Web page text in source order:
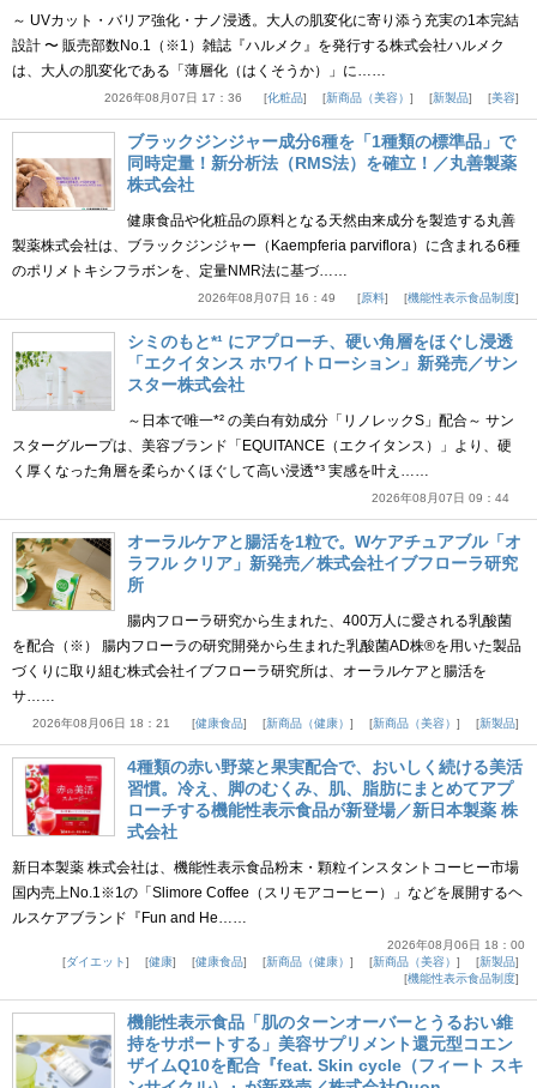
～ UVカット・バリア強化・ナノ浸透。大人の肌変化に寄り添う充実の1本完結
設計 〜 販売部数No.1（※1）雑誌『ハルメク』を発行する株式会社ハルメク
は、大人の肌変化である「薄層化（はくそうか）」に……
2026年08月07日 17：36 化粧品 新商品（美容） 新製品 美容
ブラックジンジャー成分6種を「1種類の標準品」で
同時定量！新分析法（RMS法）を確立！／丸善製薬
株式会社
健康食品や化粧品の原料となる天然由来成分を製造する丸善
製薬株式会社は、ブラックジンジャー（Kaempferia parviflora）に含まれる6種
のポリメトキシフラボンを、定量NMR法に基づ……
2026年08月07日 16：49 原料 機能性表示食品制度
シミのもと*¹ にアプローチ、硬い角層をほぐし浸透
「エクイタンス ホワイトローション」新発売／サン
スター株式会社
～日本で唯一*² の美白有効成分「リノレックS」配合～ サン
スターグループは、美容ブランド「EQUITANCE（エクイタンス）」より、硬
く厚くなった角層を柔らかくほぐして高い浸透*³ 実感を叶え……
2026年08月07日 09：44
オーラルケアと腸活を1粒で。Wケアチュアブル「オ
ラフル クリア」新発売／株式会社イブフローラ研究
所
腸内フローラ研究から生まれた、400万人に愛される乳酸菌
を配合（※） 腸内フローラの研究開発から生まれた乳酸菌AD株®を用いた製品
づくりに取り組む株式会社イブフローラ研究所は、オーラルケアと腸活を
サ……
2026年08月06日 18：21 健康食品 新商品（健康） 新商品（美容） 新製品
4種類の赤い野菜と果実配合で、おいしく続ける美活
習慣。冷え、脚のむくみ、肌、脂肪にまとめてアプ
ローチする機能性表示食品が新登場／新日本製薬 株
式会社
新日本製薬 株式会社は、機能性表示食品粉末・顆粒インスタントコーヒー市場
国内売上No.1※1の「Slimore Coffee（スリモアコーヒー）」などを展開するヘ
ルスケアブランド『Fun and He……
2026年08月06日 18：00
ダイエット
健康 健康食品 新商品（健康） 新商品（美容）
新製品
機能性表示食品制度
機能性表示食品「肌のターンオーバーとうるおい維
持をサポートする」美容サプリメント還元型コエン
ザイムQ10を配合『feat. Skin cycle（フィート スキ